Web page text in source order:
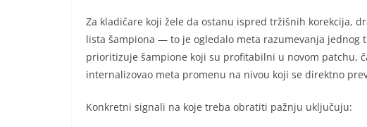
Za kladičare koji žele da ostanu ispred tržišnih korekcija,
lista šampiona — to je ogledalo meta razumevanja
prioritizuje šampione koji su profitabilni u novom patchu,
internalizovao meta promenu na nivou koji se direktno
Konkretni signali na koje treba obratiti pažnju uključuju: